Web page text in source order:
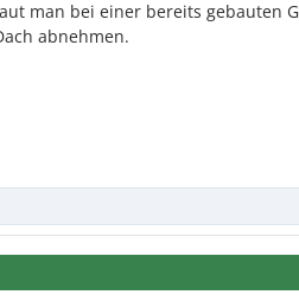
man bei einer bereits gebauten
abnehmen.